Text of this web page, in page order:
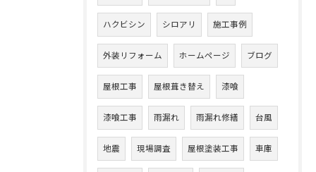
ハクビシン シロアリ 施工事例
外装リフォーム ホームページ ブログ
屋根工事 屋根葺き替え 漆喰
漆喰工事 雨漏れ 雨漏れ修繕 台風
地震 現場調査 屋根塗装工事 車庫